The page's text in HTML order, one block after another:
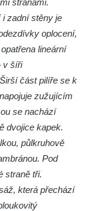
i zadní stěny je
oplocení,
lineární
v šíři
část pilíře se k
zužujícím
se nachází
dvojice kapek.
půlkruhově
Pod
straně tři.
která přechází